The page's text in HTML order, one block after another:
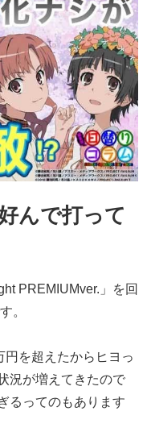
んで打って
PREMIUMver.」を回
。
を超えたからヒヨっ
況が増えてきたので
るってのもあります